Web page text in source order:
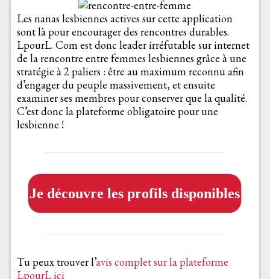
Les nanas lesbiennes actives sur cette application
sont là pour encourager des rencontres durables.
LpourL. Com est donc leader irréfutable sur internet
de la rencontre entre femmes lesbiennes grâce à une
stratégie à 2 paliers : être au maximum reconnu afin
d’engager du peuple massivement, et ensuite
examiner ses membres pour conserver que la qualité.
C’est donc la plateforme obligatoire pour une
lesbienne !
Je découvre les profils disponibles
Tu peux trouver l’avis complet sur la plateforme
LpourL ici